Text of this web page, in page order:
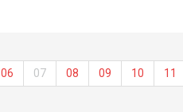
06 07 08 09 10 11